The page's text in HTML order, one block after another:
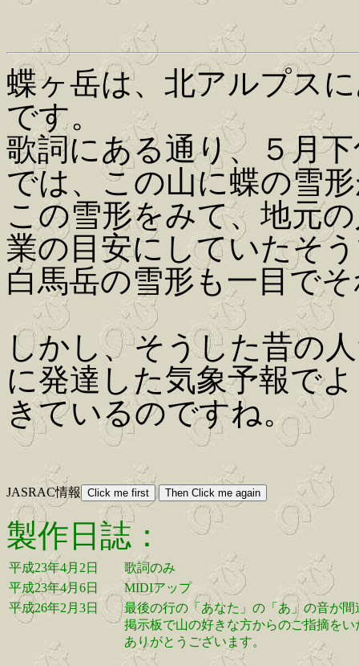
蝶ヶ岳は、北アルプス
です。
歌詞にある通り、５月
では、この山に蝶の雪
この雪形をみて、地元
業の目安にしていたそ
白馬岳の雪形も一目で
しかし、そうした昔の
に発達した気象予報で
きているのですね。
JASRAC情報
製作日誌：
平成23年4月2日
歌詞のみ
平成23年4月6日
MIDIアップ
平成26年2月3日
最後の行の「あなた」の「あ」の音が
掲示板で山の好きな方からのご指摘を
ありがとうございます。